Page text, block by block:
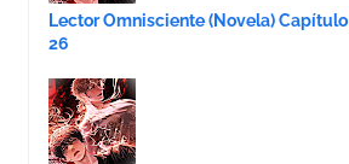
Lector Omnisciente (Novela) Capítulo
26